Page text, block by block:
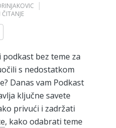
bez teme za
s nedostatkom
Danas vam Podkast
ključne savete
privući i zadržati
, kako odabrati teme